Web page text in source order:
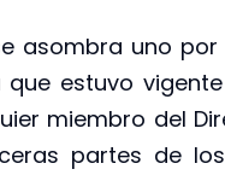
asombra uno
estuvo
miembro del
partes de